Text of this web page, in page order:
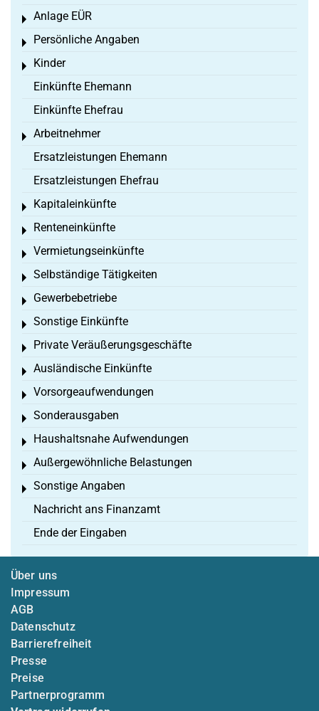
Anlage EÜR
Toggle menu
Persönliche Angaben
Toggle menu
Kinder
Toggle menu
Einkünfte Ehemann
Einkünfte Ehefrau
Arbeitnehmer
Toggle menu
Ersatzleistungen Ehemann
Ersatzleistungen Ehefrau
Kapitaleinkünfte
Toggle menu
Renteneinkünfte
Toggle menu
Vermietungseinkünfte
Toggle menu
Selbständige Tätigkeiten
Toggle menu
Gewerbebetriebe
Toggle menu
Sonstige Einkünfte
Toggle menu
Private Veräußerungsgeschäfte
Toggle menu
Ausländische Einkünfte
Toggle menu
Vorsorgeaufwendungen
Toggle menu
Sonderausgaben
Toggle menu
Haushaltsnahe Aufwendungen
Toggle menu
Außergewöhnliche Belastungen
Toggle menu
Sonstige Angaben
Toggle menu
Nachricht ans Finanzamt
Ende der Eingaben
Über uns
Impressum
AGB
Datenschutz
Barrierefreiheit
Presse
Preise
Partnerprogramm